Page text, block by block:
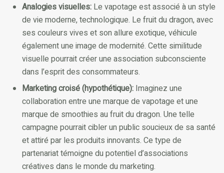
Analogies visuelles: Le vapotage est associé à un style
de vie moderne, technologique. Le fruit du dragon, avec
ses couleurs vives et son allure exotique, véhicule
également une image de modernité. Cette similitude
visuelle pourrait créer une association subconsciente
dans l’esprit des consommateurs.
Marketing croisé (hypothétique): Imaginez une
collaboration entre une marque de vapotage et une
marque de smoothies au fruit du dragon. Une telle
campagne pourrait cibler un public soucieux de sa santé
et attiré par les produits innovants. Ce type de
partenariat témoigne du potentiel d’associations
créatives dans le monde du marketing.